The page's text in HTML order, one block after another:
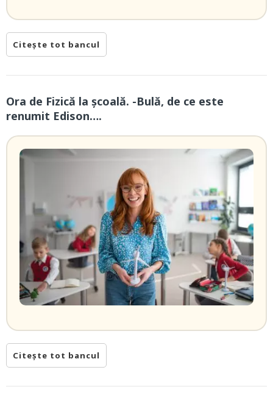
Citește tot bancul
Ora de Fizică la școală. -Bulă, de ce este
renumit Edison….
Citește tot bancul